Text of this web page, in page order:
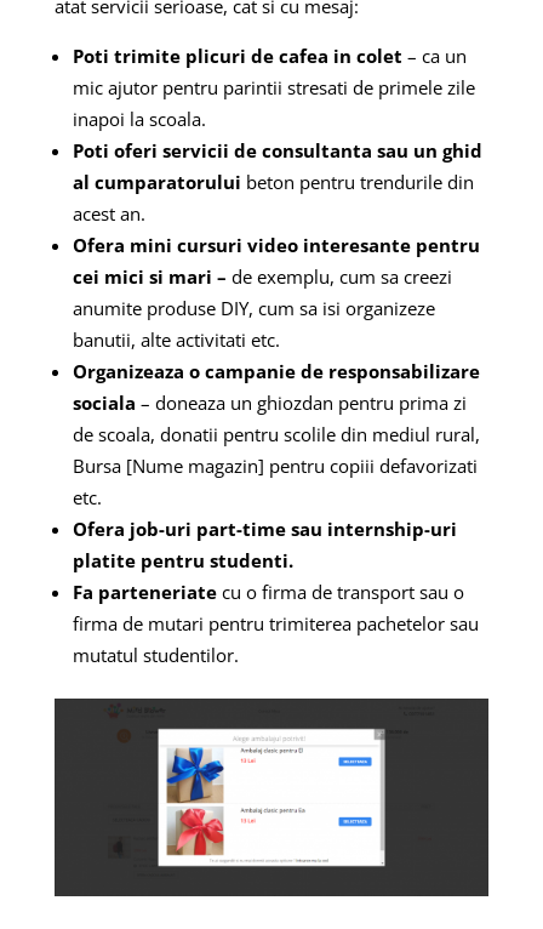
atat servicii serioase, cat si cu mesaj:
Poti trimite plicuri de cafea in colet – ca un
mic ajutor pentru parintii stresati de primele zile
inapoi la scoala.
Poti oferi servicii de consultanta sau un ghid
al cumparatorului beton pentru trendurile din
acest an.
Ofera mini cursuri video interesante pentru
cei mici si mari – de exemplu, cum sa creezi
anumite produse DIY, cum sa isi organizeze
banutii, alte activitati etc.
Organizeaza o campanie de responsabilizare
sociala – doneaza un ghiozdan pentru prima zi
de scoala, donatii pentru scolile din mediul rural,
Bursa [Nume magazin] pentru copiii defavorizati
etc.
Ofera job-uri part-time sau internship-uri
platite pentru studenti.
Fa parteneriatecu o firma de transport sau o
firma de mutari pentru trimiterea pachetelor sau
mutatul studentilor.